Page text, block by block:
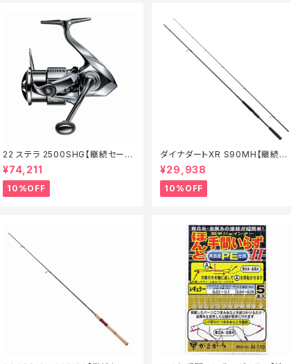
22 ステラ 2500SHG【継続セール
_リール】【10】
¥74,211
10%OFF
ダイナダートXR S90MH【継続セ
ール_ロッド】【10】
¥29,938
10%OFF